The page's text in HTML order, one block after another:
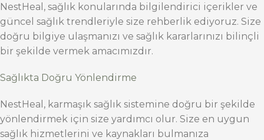
NestHeal, sağlık konularında bilgilendirici içerikler ve
güncel sağlık trendleriyle size rehberlik ediyoruz. Size
doğru bilgiye ulaşmanızı ve sağlık kararlarınızı bilinçli
bir şekilde vermek amacımızdır.
Sağlıkta Doğru Yönlendirme
NestHeal, karmaşık sağlık sistemine doğru bir şekilde
yönlendirmek için size yardımcı olur. Size en uygun
sağlık hizmetlerini ve kaynakları bulmanıza